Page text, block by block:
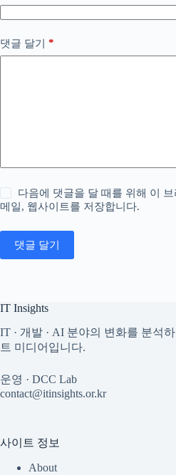
댓글 달기 *
다음에 댓글을 달 때를 위해 이 브
메일, 웹사이트를 저장합니다.
댓글 달기
IT Insights
IT · 개발 · AI 분야의 변화를 분석
트 미디어입니다.
운영 · DCC Lab
contact@itinsights.or.kr
사이트 정보
About